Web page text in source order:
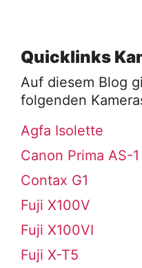
Quicklinks
Auf diesem Blog
folgenden
Agfa Isolette
Canon Prima AS-1
Contax G1
Fuji X100V
Fuji X100VI
Fuji X-T5